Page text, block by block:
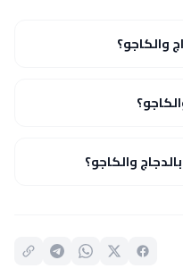
والكاجو؟
والكاجو؟